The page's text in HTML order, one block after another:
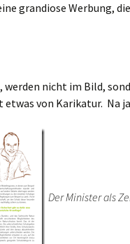
grandiose Werbung,
nicht im Bild,
von Karikatur. Na
Der Minister als